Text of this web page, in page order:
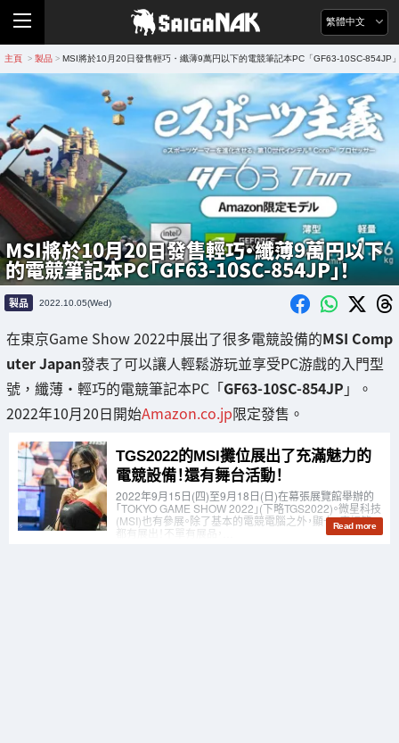
繁體中文
主頁 > 製品 > MSI將於10月20日發售輕巧・纖薄9萬円以下的電競筆記本PC「GF63-10SC-854JP
MSI將於10月20日發售輕巧・纖薄9萬円以下
的電競筆記本PC「GF63-10SC-854JP」！
製品 2022.10.05(Wed)
在東京Game Show 2022中展出了很多電競設備的MSI Comp
uter Japan發表了可以讓人輕鬆游玩並享受PC游戲的入門型
號，纖薄・輕巧的電競筆記本PC「GF63-10SC-854JP 」。
2022年10月20日開始Amazon.co.jp限定發售。